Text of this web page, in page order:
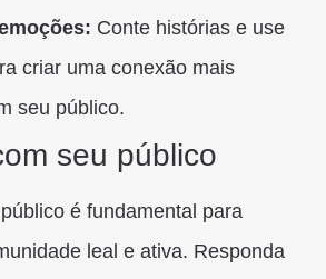
Conte histórias e use
criar uma conexão mais
seu público.
seu público
é fundamental para
leal e ativa. Responda